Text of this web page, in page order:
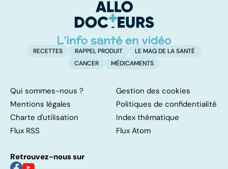
RECETTES RAPPEL PRODUIT
LE MAG DE LA SANTÉ
CANCER
MÉDICAMENTS
Qui sommes-nous ?
Gestion des cookies
Mentions légales
Politiques de confidentialité
Charte d'utilisation
Index thématique
Flux RSS
Flux Atom
Retrouvez-nous sur